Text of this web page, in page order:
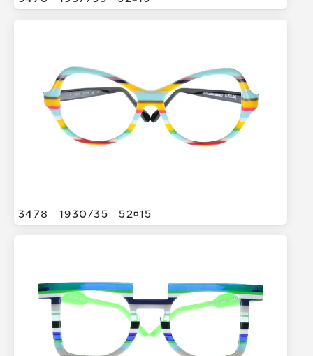
3478 1930/35 5215